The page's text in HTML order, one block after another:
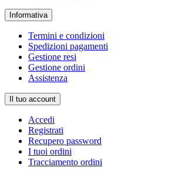
Informativa
Termini e condizioni
Spedizioni pagamenti
Gestione resi
Gestione ordini
Assistenza
Il tuo account
Accedi
Registrati
Recupero password
I tuoi ordini
Tracciamento ordini